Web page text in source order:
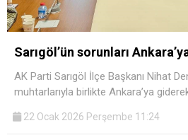
Sarıgöl’ün sorunları
AK Parti Sarıgöl İlçe Başkanı Nihat
muhtarlarıyla birlikte Ankara’ya
22 Ocak 2026 Perşembe 11:24